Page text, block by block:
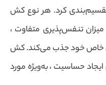
تقسیم‌بندی کرد. هر نوع کش
تنفس‌پذیری متفاوت ،
خاص خود جذب می‌کند. کش
حساسیت ، به‌ویژه مورد